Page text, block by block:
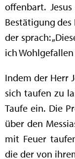
offenbart.
Bestätigung des
der sprach:
ich
Indem der Herr
sich taufen zu
Taufe ein. Die
über den
mit Feuer
die der von